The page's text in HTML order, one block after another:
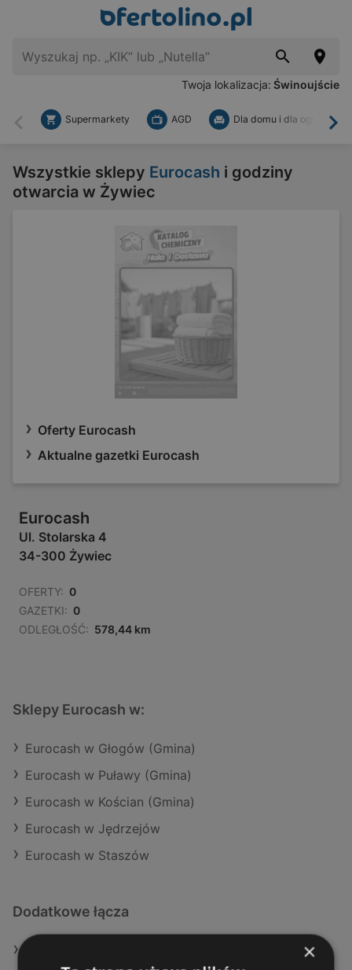
Twoja lokalizacja: Świnoujście
Wstecz
Supermarkety AGD Dla domu i dla ogrodu
Wszystkie sklepy Eurocash i godziny
otwarcia w Żywiec
Oferty Eurocash
Aktualne gazetki Eurocash
Eurocash
Ul. Stolarska 4
34-300 Żywiec
OFERTY: 0
GAZETKI: 0
ODLEGŁOŚĆ: 578,44 km
Sklepy Eurocash w:
Eurocash w Głogów (Gmina)
Eurocash w Puławy (Gmina)
Eurocash w Kościan (Gmina)
Eurocash w Jędrzejów
Eurocash w Staszów
Dodatkowe łącza
×